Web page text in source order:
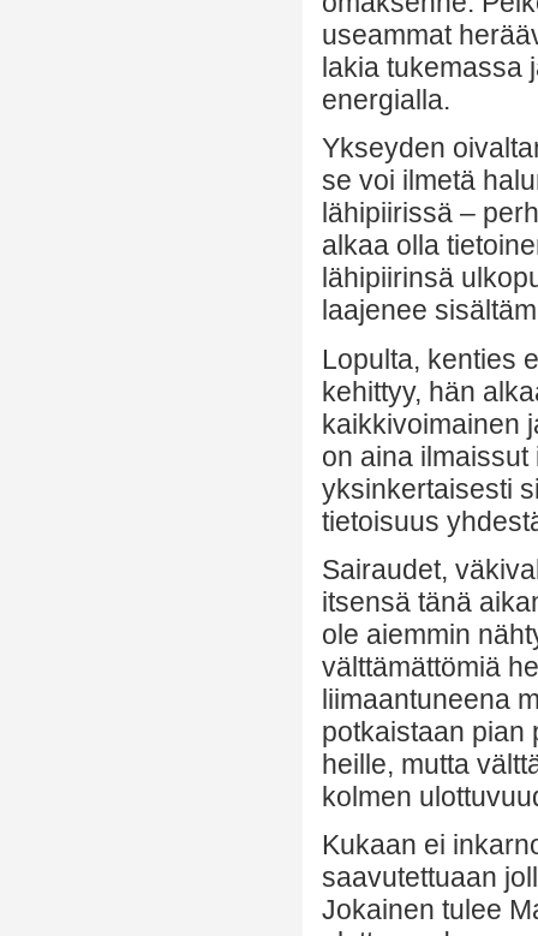
useammat
lakia tukemassa
energialla.
Ykseyden
se voi ilmetä
lähipiirissä –
alkaa olla
lähipiirinsä
laajenee
Lopulta, kenties
kehittyy, hän
kaikkivoimainen
on aina
yksinkertaisesti
tietoisuus
Sairaudet,
itsensä tänä
ole aiemmin
välttämättömiä
liimaantuneena
potkaistaan pian
heille, mutta
kolmen
Kukaan ei
saavutettuaan
Jokainen tulee